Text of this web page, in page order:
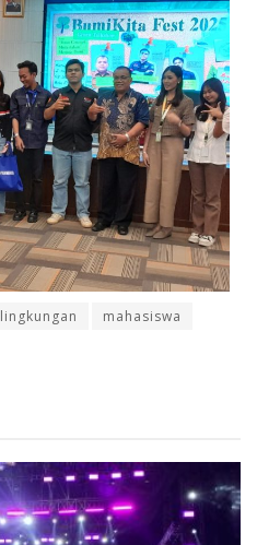
lingkungan
mahasiswa